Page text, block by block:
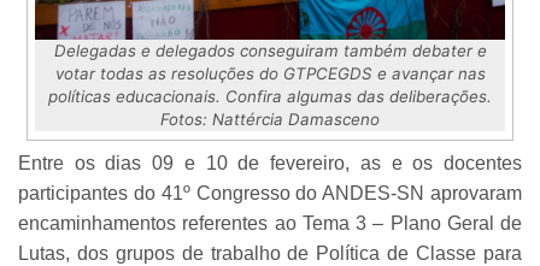
Delegadas e delegados conseguiram também debater e
votar todas as resoluções do GTPCEGDS e avançar nas
políticas educacionais. Confira algumas das deliberações.
Fotos: Nattércia Damasceno
Entre os dias 09 e 10 de fevereiro, as e os docentes
participantes do 41º Congresso do ANDES-SN aprovaram
encaminhamentos referentes ao Tema 3 – Plano Geral de
Lutas, dos grupos de trabalho de Política de Classe para